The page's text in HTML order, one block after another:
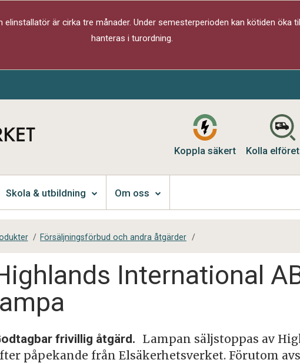
är cirka tre månader. Under semesterperioden kan kötiden öka
hanteras i turordning.
Koppla säkert Kolla
Skola & utbildning Om oss
/ Försäljningsförbud och andra åtgärder /
International
frivillig åtgärd. Lampan säljstoppas av
påpekande från Elsäkerhetsverket. Förutom